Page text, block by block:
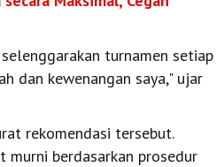
turnamen setiap
dan kewenangan saya," ujar
rekomendasi tersebut.
murni berdasarkan prosedur